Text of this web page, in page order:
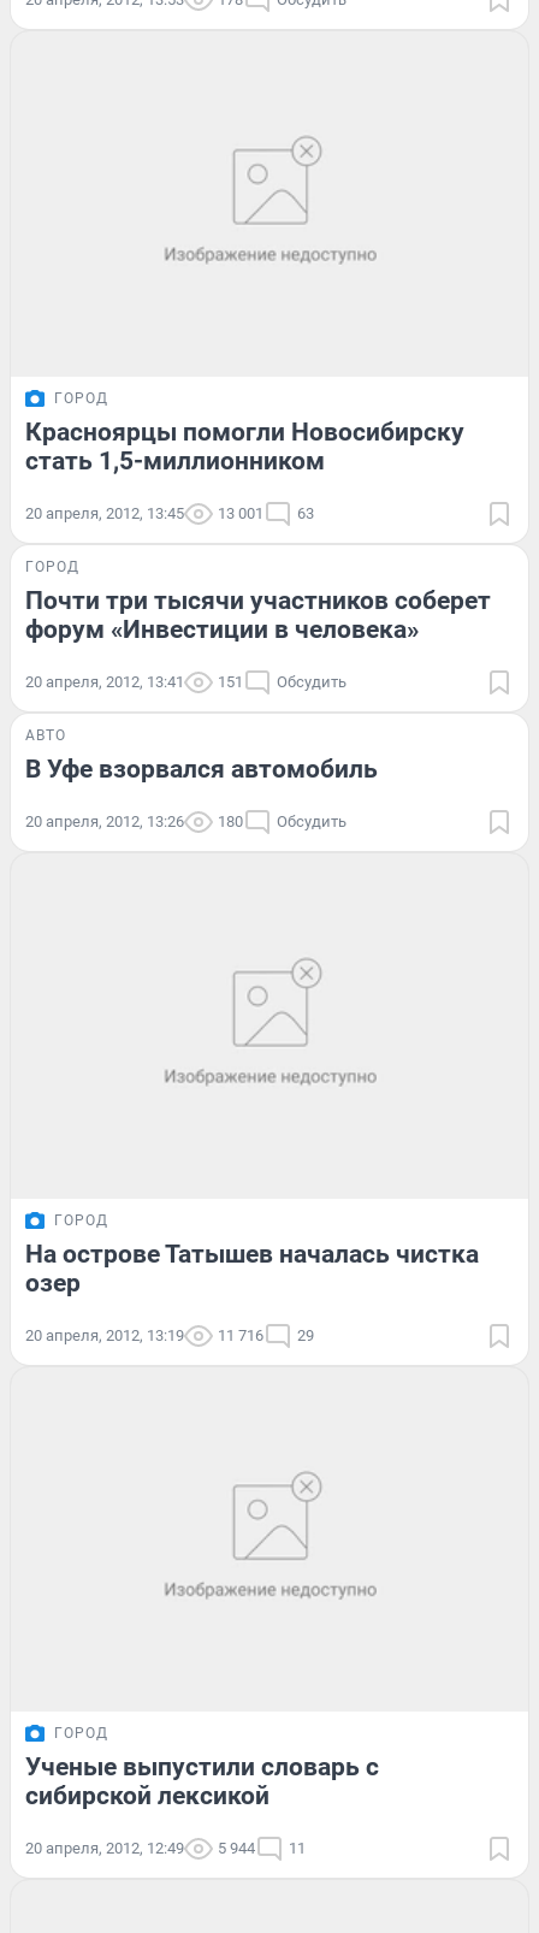
ГОРОД
Красноярцы помогли Новосибирску
стать 1,5-миллионником
20 апреля, 2012, 13:45 13 001 63
ГОРОД
Почти три тысячи участников соберет
форум «Инвестиции в человека»
20 апреля, 2012, 13:41 151 Обсудить
АВТО
В Уфе взорвался автомобиль
20 апреля, 2012, 13:26 180 Обсудить
ГОРОД
На острове Татышев началась чистка
озер
20 апреля, 2012, 13:19 11 716 29
ГОРОД
Ученые выпустили словарь с
сибирской лексикой
20 апреля, 2012, 12:49 5 944 11